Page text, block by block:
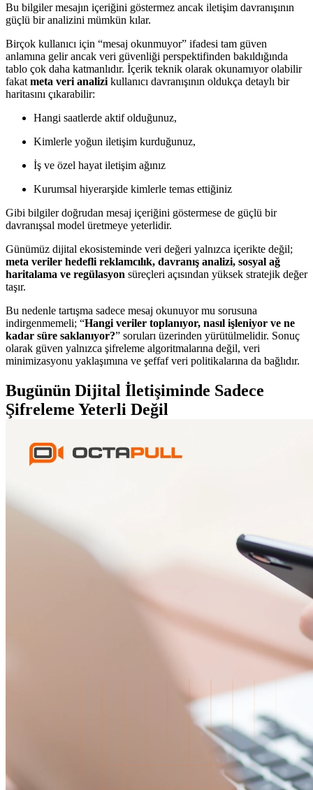
Bu bilgiler mesajın içeriğini göstermez ancak iletişim davranışının
güçlü bir analizini mümkün kılar.
Birçok kullanıcı için “mesaj okunmuyor” ifadesi tam güven
anlamına gelir ancak veri güvenliği perspektifinden bakıldığında
tablo çok daha katmanlıdır. İçerik teknik olarak okunamıyor olabilir
fakat meta veri analizi kullanıcı davranışının oldukça detaylı bir
haritasını çıkarabilir:
Hangi saatlerde aktif olduğunuz,
Kimlerle yoğun iletişim kurduğunuz,
İş ve özel hayat iletişim ağınız
Kurumsal hiyerarşide kimlerle temas ettiğiniz
Gibi bilgiler doğrudan mesaj içeriğini göstermese de güçlü bir
davranışsal model üretmeye yeterlidir.
Günümüz dijital ekosisteminde veri değeri yalnızca içerikte değil;
meta veriler hedefli reklamcılık, davranış analizi, sosyal ağ
haritalama ve regülasyon süreçleri açısından yüksek stratejik değer
taşır.
Bu nedenle tartışma sadece mesaj okunuyor mu sorusuna
indirgenmemeli; “Hangi veriler toplanıyor, nasıl işleniyor ve ne
kadar süre saklanıyor?” soruları üzerinden yürütülmelidir. Sonuç
olarak güven yalnızca şifreleme algoritmalarına değil, veri
minimizasyonu yaklaşımına ve şeffaf veri politikalarına da bağlıdır.
Bugünün Dijital İletişiminde Sadece
Şifreleme Yeterli Değil